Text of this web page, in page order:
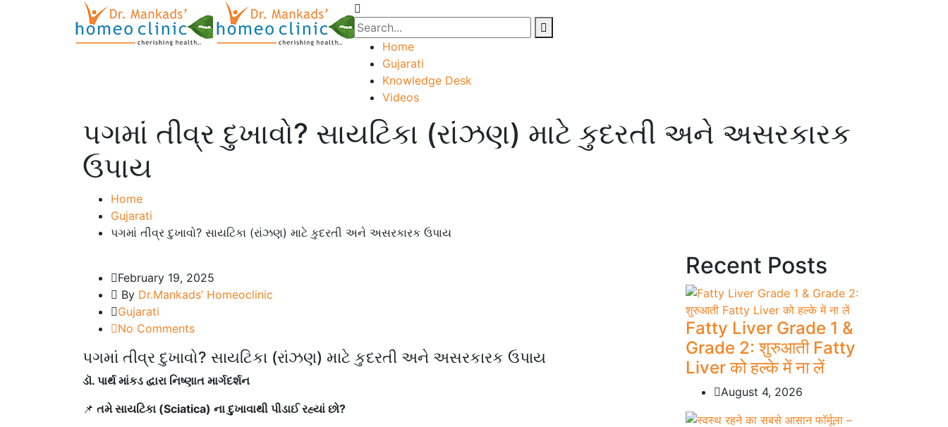
Home
Gujarati
Knowledge Desk
Videos
પગમાં તીવ્ર દુખાવો? સાયટિકા (રાંઝણ) માટે કુદરતી અને અસરકારક
ઉપાય
Home
Gujarati
પગમાં તીવ્ર દુખાવો? સાયટિકા (રાંઝણ) માટે કુદરતી અને અસરકારક ઉપાય
February 19, 2025
By Dr.Mankads’ Homeoclinic
Gujarati
No Comments
પગમાં તીવ્ર દુખાવો? સાયટિકા (રાંઝણ) માટે કુદરતી અને અસરકારક ઉપાય
ડૉ. પાર્થ માંકડ દ્વારા નિષ્ણાત માર્ગદર્શન
📌 તમે સાયટિકા (Sciatica) ના દુખાવાથી પીડાઈ રહ્યાં છો?
Recent Posts
Fatty Liver Grade 1 &
Grade 2: शुरुआती Fatty
Liver को हल्के में ना लें
August 4, 2026